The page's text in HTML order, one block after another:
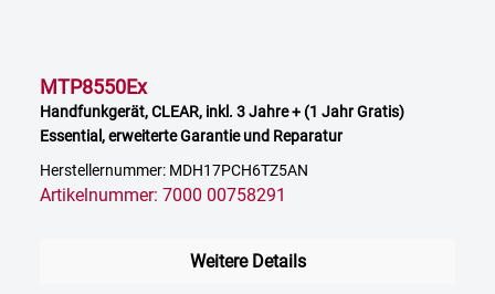
MTP8550Ex
Handfunkgerät, CLEAR, inkl. 3 Jahre + (1 Jahr Gratis)
Essential, erweiterte Garantie und Reparatur
Herstellernummer: MDH17PCH6TZ5AN
Artikelnummer: 7000 00758291
Weitere Details